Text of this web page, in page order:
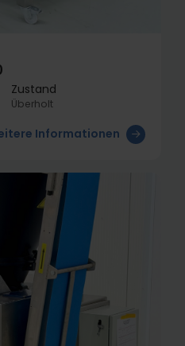
Zustand
Überholt
Informationen